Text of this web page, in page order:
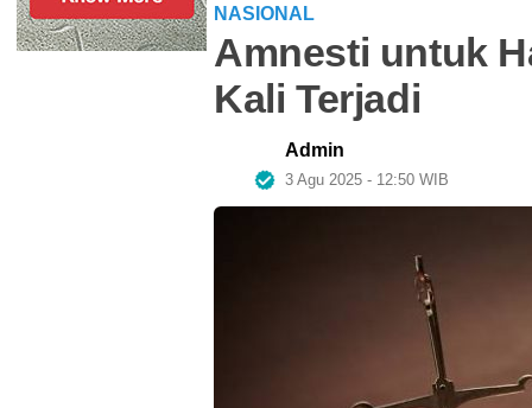
NASIONAL
Amnesti untuk
Kali Terjadi
Admin
3 Agu 2025 - 12:50 WIB